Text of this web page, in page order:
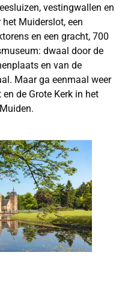
vestingwallen en
Muiderslot, een
en een gracht, 700
dwaal door de
en van de
Maar ga eenmaal weer
de Grote Kerk in het